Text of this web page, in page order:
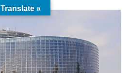
Translate »